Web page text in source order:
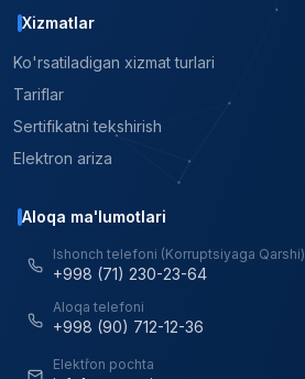
Xizmatlar
Ko'rsatiladigan xizmat turlari
Tariflar
Sertifikatni tekshirish
Elektron ariza
Aloqa ma'lumotlari
Ishonch telefoni (Korruptsiyaga Qarshi)
+998 (71) 230-23-64
Aloqa telefoni
+998 (90) 712-12-36
Elektron pochta